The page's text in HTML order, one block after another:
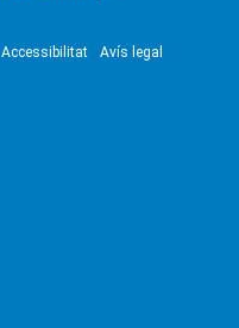
Accessibilitat Avís legal